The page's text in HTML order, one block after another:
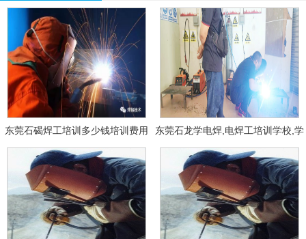
东莞石碣焊工培训多少钱培训费用
东莞石龙学电焊,电焊工培训学校,学
费多少钱?